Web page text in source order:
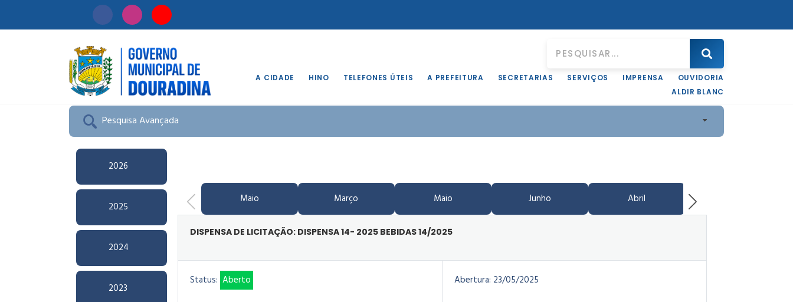
A CIDADE HINO TELEFONES ÚTEIS A PREFEITURA SECRETARIAS SERVIÇOS IMPRENSA
OUVIDORIA
ALDIR BLANC
Início / Licitação
Pesquisa Avançada
2026
2025
2024
2023
Maio Março Maio Junho Abril
DISPENSA DE LICITAÇÃO: DISPENSA 14- 2025 BEBIDAS 14/2025
Status: Aberto Abertura: 23/05/2025